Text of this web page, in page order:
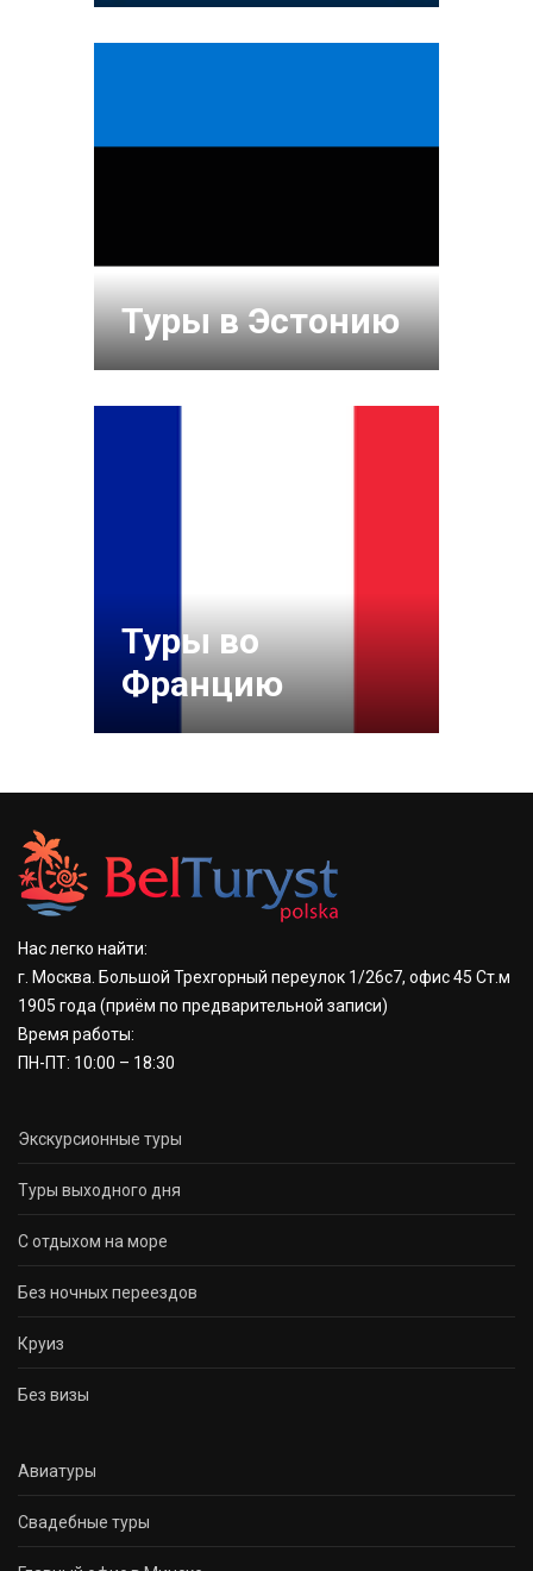
Туры в Эстонию
Туры во
Францию
Нас легко найти:
г. Москва. Большой Трехгорный переулок 1/26с7, офис 45 Ст.м
1905 года (приём по предварительной записи)
Время работы:
ПН-ПТ: 10:00 – 18:30
Экскурсионные туры
Туры выходного дня
С отдыхом на море
Без ночных переездов
Круиз
Без визы
Авиатуры
Свадебные туры